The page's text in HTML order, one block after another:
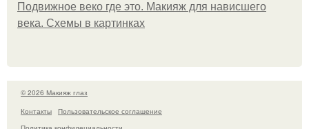
Подвижное веко где это. Макияж для нависшего
века. Схемы в картинках
© 2026 Макияж глаз
Контакты
Пользовательское соглашение